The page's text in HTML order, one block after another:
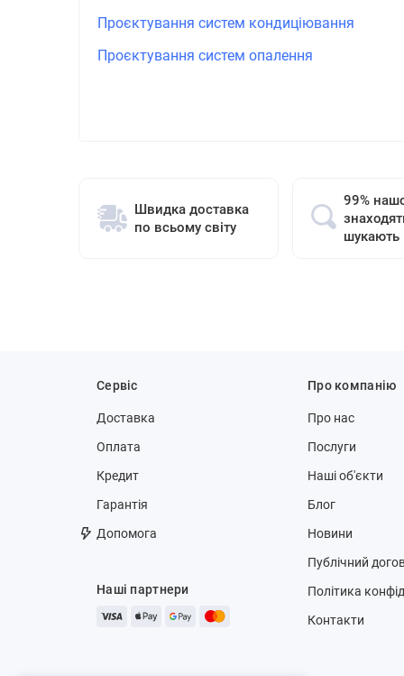
Проєктування систем кондиціювання
Проєктування систем опалення
Швидка доставка
по всьому світу
99%
шукають
Сервіс
Доставка
Оплата
Кредит
Гарантія
Допомога
Наші партнери
Про компанію
Про нас
Послуги
Наші об'єкти
Блог
Новини
Публічний
Політика
Контакти